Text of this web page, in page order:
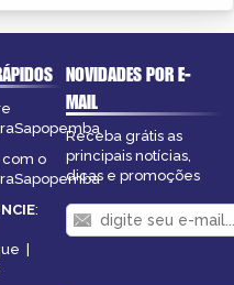
com o
:
NOVIDADES POR E-
MAIL
Receba grátis as
principais notícias,
dicas e promoções